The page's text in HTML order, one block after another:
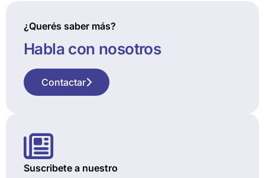
¿Querés saber más?
Habla con nosotros
Contactar
Suscribete a nuestro